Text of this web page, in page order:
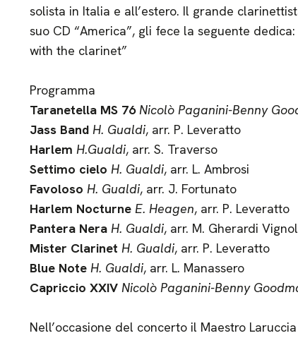
solista in Italia e all’estero. Il grande
suo CD “America”, gli fece la seguente
with the clarinet”
Programma
Taranetella MS 76 Nicolò Paganini-Benny
Jass Band H. Gualdi, arr. P. Leveratto
Harlem H.Gualdi, arr. S. Traverso
Settimo cielo H. Gualdi, arr. L. Ambrosi
Favoloso H. Gualdi, arr. J. Fortunato
Harlem Nocturne E. Heagen, arr. P. Leveratto
Pantera NeraH. Gualdi, arr. M. Gherardi
Mister Clarinet H. Gualdi, arr. P. Leveratto
Blue NoteH. Gualdi, arr. L. Manassero
Capriccio XXIV Nicolò Paganini-Benny
Nell’occasione del concerto il Maestro